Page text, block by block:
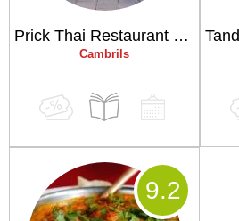
Prick Thai Restaurant Tailandès
Cambrils
9.2